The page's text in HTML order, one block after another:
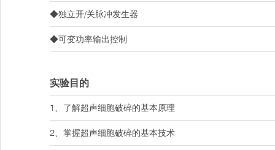
◆独立开/关脉冲发生器
◆可变功率输出控制
实验目的
1、了解超声细胞破碎的基本原理
2、掌握超声细胞破碎的基本技术